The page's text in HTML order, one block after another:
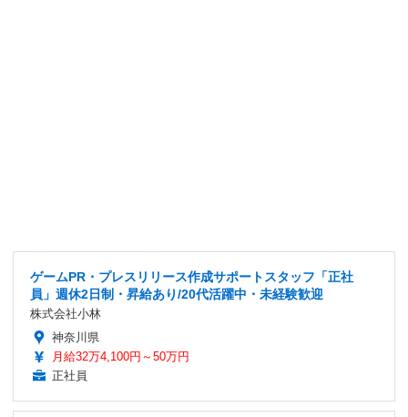
ゲームPR・プレスリリース作成サポートスタッフ「正社
員」週休2日制・昇給あり/20代活躍中・未経験歓迎
株式会社小林
神奈川県
月給32万4,100円～50万円
正社員